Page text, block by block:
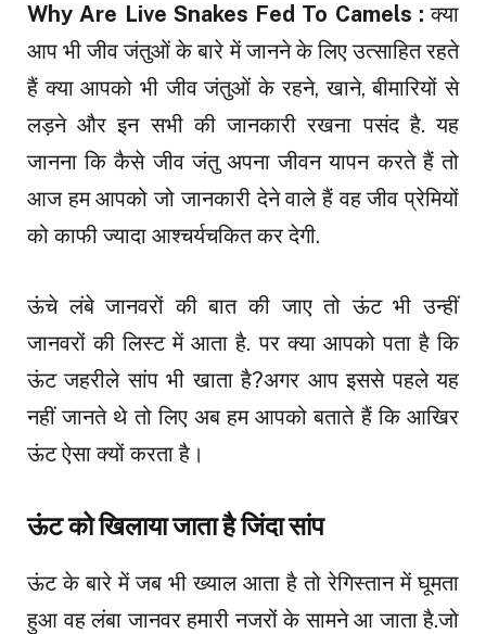
Why Are Live Snakes Fed To Camels : क्या
आप भी जीव जंतुओं के बारे में जानने के लिए उत्साहित रहते
हैं क्या आपको भी जीव जंतुओं के रहने, खाने, बीमारियों से
लड़ने और इन सभी की जानकारी रखना पसंद है. यह
जानना कि कैसे जीव जंतु अपना जीवन यापन करते हैं तो
आज हम आपको जो जानकारी देने वाले हैं वह जीव प्रेमियों
को काफी ज्यादा आश्चर्यचकित कर देगी.
ऊंचे लंबे जानवरों की बात की जाए तो ऊंट भी उन्हीं
जानवरों की लिस्ट में आता है. पर क्या आपको पता है कि
ऊंट जहरीले सांप भी खाता है?अगर आप इससे पहले यह
नहीं जानते थे तो लिए अब हम आपको बताते हैं कि आखिर
ऊंट ऐसा क्यों करता है।
ऊंट को खिलाया जाता है जिंदा सांप
ऊंट के बारे में जब भी ख्याल आता है तो रेगिस्तान में घूमता
हुआ वह लंबा जानवर हमारी नजरों के सामने आ जाता है.जो